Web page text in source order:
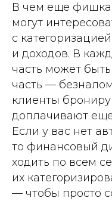
В чем еще фишка:
могут
с
и доходов. В
часть может
чаcть —
клиенты
доплачивают
Если у вас нет
то финансовый
ходить по всем
их
— чтобы просто